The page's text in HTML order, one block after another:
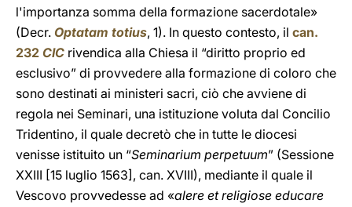
l'importanza somma della formazione sacerdotale»
(Decr. Optatam totius, 1). In questo contesto, il can.
232 CIC rivendica alla Chiesa il “diritto proprio ed
esclusivo” di provvedere alla formazione di coloro che
sono destinati ai ministeri sacri, ciò che avviene di
regola nei Seminari, una istituzione voluta dal Concilio
Tridentino, il quale decretò che in tutte le diocesi
venisse istituito un “Seminarium perpetuum” (Sessione
XXIII [15 luglio 1563], can. XVIII), mediante il quale il
Vescovo provvedesse ad «alere et religiose educare